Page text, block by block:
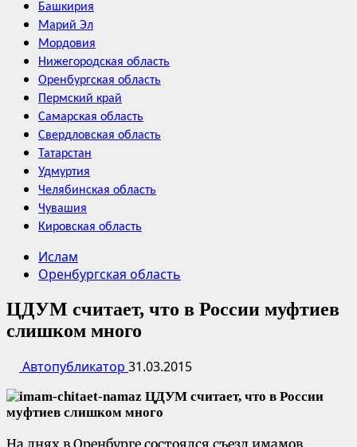
Башкирия
Марий Эл
Мордовия
Нижегородская область
Оренбургская область
Пермский край
Самарская область
Свердловская область
Татарстан
Удмуртия
Челябинская область
Чувашия
Кировская область
Ислам
Оренбургская область
ЦДУМ считает, что в России муфтиев
слишком много
Автопубликатор 31.03.2015
На днях в Оренбурге состоялся съезд имамов